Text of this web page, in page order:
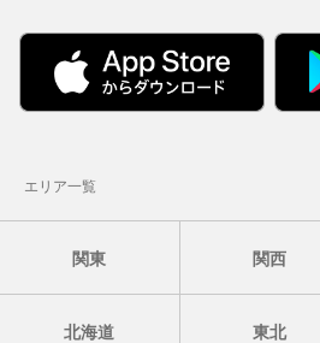
エリア一覧
関東 関西
北海道 東北